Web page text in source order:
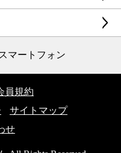
スマートフォン
員規約
サイトマップ
せ